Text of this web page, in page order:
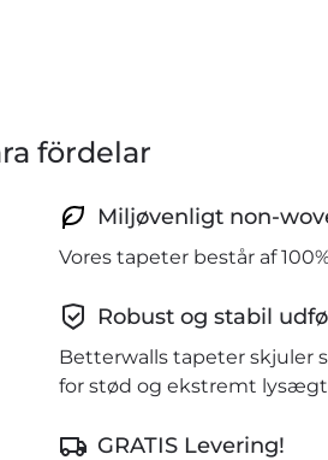
fördelar
Miljøvenligt non-
Vores tapeter består af
Robust og stabil
Betterwalls tapeter skjuler
for stød og ekstremt
GRATIS Levering!